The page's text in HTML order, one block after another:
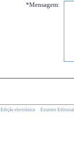
*Mensagem:
Edição electrónica Estatuto Editorial